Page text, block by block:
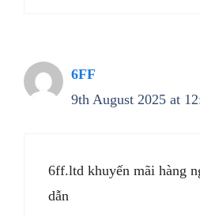
6FF
9th August 2025 at
6ff.ltd khuyến mãi hàng
dẫn